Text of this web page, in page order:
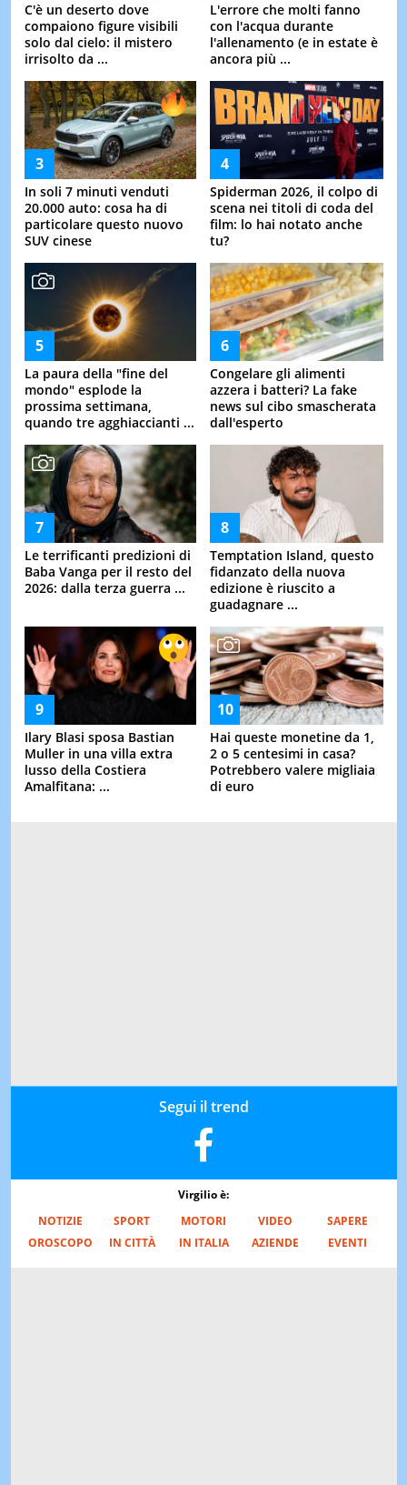
C'è un deserto dove
compaiono figure visibili
solo dal cielo: il mistero
irrisolto da ...
L'errore che molti fanno
con l'acqua durante
l'allenamento (e in estate è
ancora più ...
In soli 7 minuti venduti
20.000 auto: cosa ha di
particolare questo nuovo
SUV cinese
Spiderman 2026, il colpo di
scena nei titoli di coda del
film: lo hai notato anche
tu?
La paura della "fine del
mondo" esplode la
prossima settimana,
quando tre agghiaccianti ...
Congelare gli alimenti
azzera i batteri? La fake
news sul cibo smascherata
dall'esperto
Le terrificanti predizioni di
Baba Vanga per il resto del
2026: dalla terza guerra ...
Temptation Island, questo
fidanzato della nuova
edizione è riuscito a
guadagnare ...
Ilary Blasi sposa Bastian
Muller in una villa extra
lusso della Costiera
Amalfitana: ...
Hai queste monetine da 1,
2 o 5 centesimi in casa?
Potrebbero valere migliaia
di euro
Segui il trend
Virgilio è:
NOTIZIE
SPORT MOTORI VIDEO
SAPERE
OROSCOPO
IN CITTÀ IN ITALIA AZIENDE EVENTI